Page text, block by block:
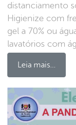
distanciamento
Higienize com
gel a 70% ou
lavatórios com
Leia mais…